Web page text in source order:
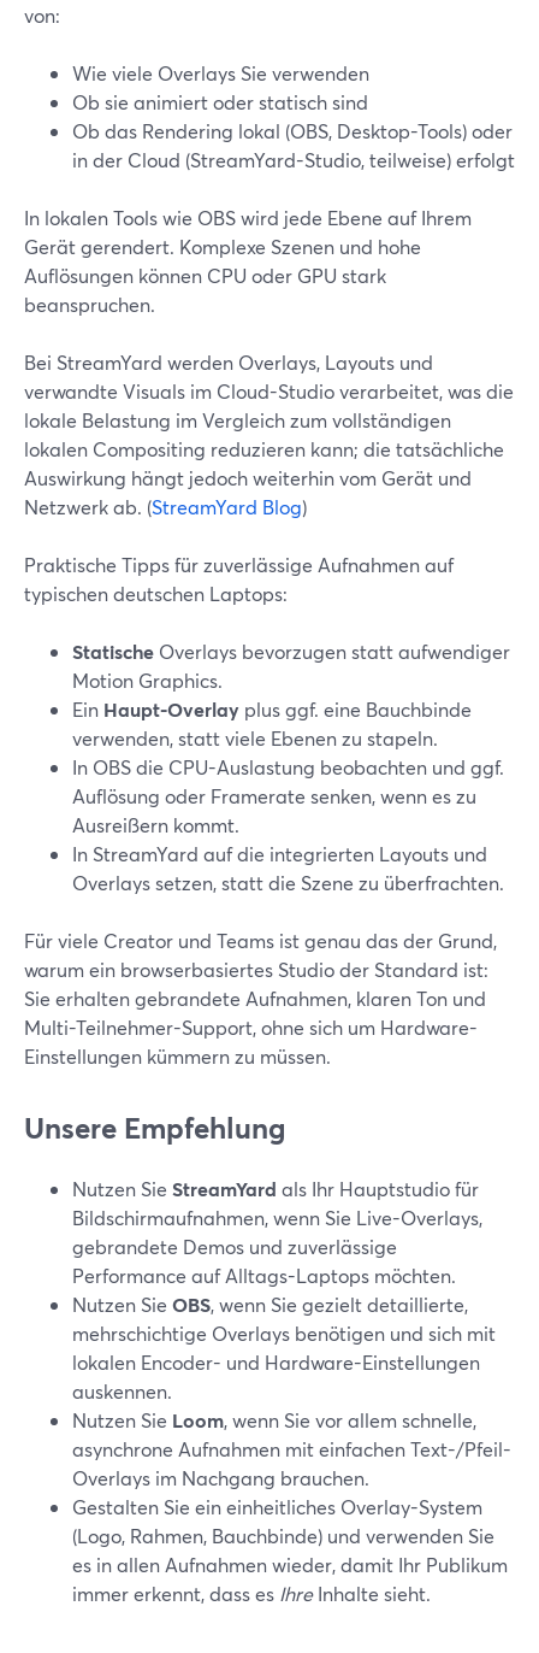
von:
Wie viele Overlays Sie verwenden
Ob sie animiert oder statisch sind
Ob das Rendering lokal (OBS, Desktop-Tools) oder
in der Cloud (StreamYard-Studio, teilweise) erfolgt
In lokalen Tools wie OBS wird jede Ebene auf Ihrem
Gerät gerendert. Komplexe Szenen und hohe
Auflösungen können CPU oder GPU stark
beanspruchen.
Bei StreamYard werden Overlays, Layouts und
verwandte Visuals im Cloud-Studio verarbeitet, was die
lokale Belastung im Vergleich zum vollständigen
lokalen Compositing reduzieren kann; die tatsächliche
Auswirkung hängt jedoch weiterhin vom Gerät und
Netzwerk ab. (StreamYard Blog)
Praktische Tipps für zuverlässige Aufnahmen auf
typischen deutschen Laptops:
Statische Overlays bevorzugen statt aufwendiger
Motion Graphics.
Ein Haupt-Overlay plus ggf. eine Bauchbinde
verwenden, statt viele Ebenen zu stapeln.
In OBS die CPU-Auslastung beobachten und ggf.
Auflösung oder Framerate senken, wenn es zu
Ausreißern kommt.
In StreamYard auf die integrierten Layouts und
Overlays setzen, statt die Szene zu überfrachten.
Für viele Creator und Teams ist genau das der Grund,
warum ein browserbasiertes Studio der Standard ist:
Sie erhalten gebrandete Aufnahmen, klaren Ton und
Multi-Teilnehmer-Support, ohne sich um Hardware-
Einstellungen kümmern zu müssen.
Unsere Empfehlung
Nutzen Sie StreamYard als Ihr Hauptstudio für
Bildschirmaufnahmen, wenn Sie Live-Overlays,
gebrandete Demos und zuverlässige
Performance auf Alltags-Laptops möchten.
Nutzen Sie OBS, wenn Sie gezielt detaillierte,
mehrschichtige Overlays benötigen und sich mit
lokalen Encoder- und Hardware-Einstellungen
auskennen.
Nutzen Sie Loom, wenn Sie vor allem schnelle,
asynchrone Aufnahmen mit einfachen Text-/Pfeil-
Overlays im Nachgang brauchen.
Gestalten Sie ein einheitliches Overlay-System
(Logo, Rahmen, Bauchbinde) und verwenden Sie
es in allen Aufnahmen wieder, damit Ihr Publikum
immer erkennt, dass es IhreInhalte sieht.